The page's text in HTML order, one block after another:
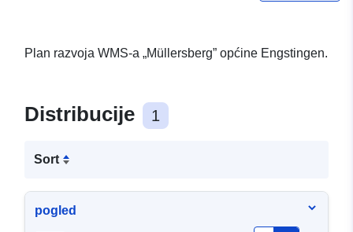
Plan razvoja WMS-a „Müllersberg” općine Engstingen.
Distribucije 1
Sort
pogled